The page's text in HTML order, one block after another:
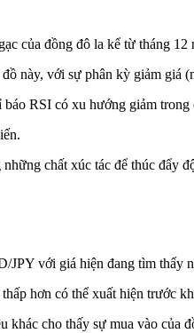
của đồng đô la kể từ tháng
này, với sự phân kỳ giảm giá
RSI có xu hướng giảm trong
chất xúc tác để thúc đẩy
JPY với giá hiện đang tìm thấy
hơn có thể xuất hiện trước
khác cho thấy sự mua vào của